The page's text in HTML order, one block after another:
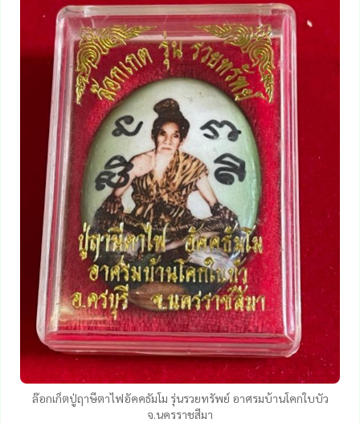
ล๊อกเก็ตปู่ฤาษีตาไฟอัคคธัมโม รุ่นรวยทรัพย์ อาศรมบ้านโคกใบบัว
จ.นครราชสีมา